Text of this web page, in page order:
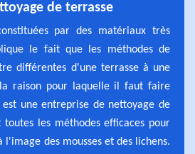
de terrasse
par des matériaux très
le fait que les méthodes de
différentes d'une terrasse à une
raison pour laquelle il faut faire
une entreprise de nettoyage de
toutes les méthodes efficaces pour
des mousses et des lichens.